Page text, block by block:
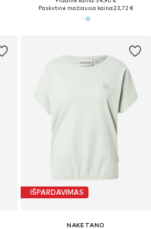
Paskutinė mažiausia kaina:23,72 €
IŠPARDAVIMAS
NAKETANO